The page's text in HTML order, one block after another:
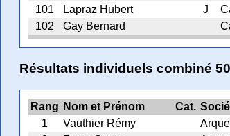
101
Lapraz Hubert J
102
Gay Bernard
Résultats individuels combiné
Rang Nom et Prénom Cat.
1
Vauthier Rémy